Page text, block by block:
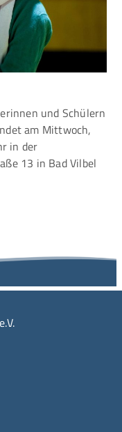
und Schülern
am Mittwoch,
in der
13 in Bad Vilbel